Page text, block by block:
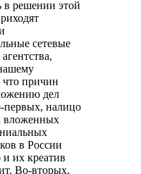
решении этой
сетевые
что причин
дел
первых, налицо
вложенных
в России
и их креатив
Во-вторых,